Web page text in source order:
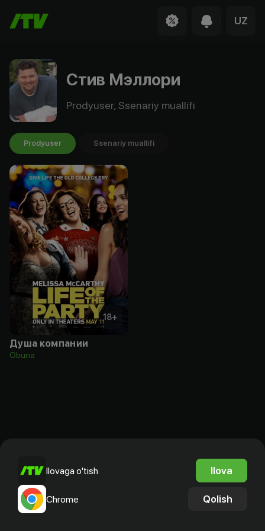
UZ
Стив Мэллори
Prodyuser, Ssenariy muallifi
Prodyuser Ssenariy muallifi
18+
Душа компании
Obuna
Ilovaga o'tish Ilova
Chrome Qolish